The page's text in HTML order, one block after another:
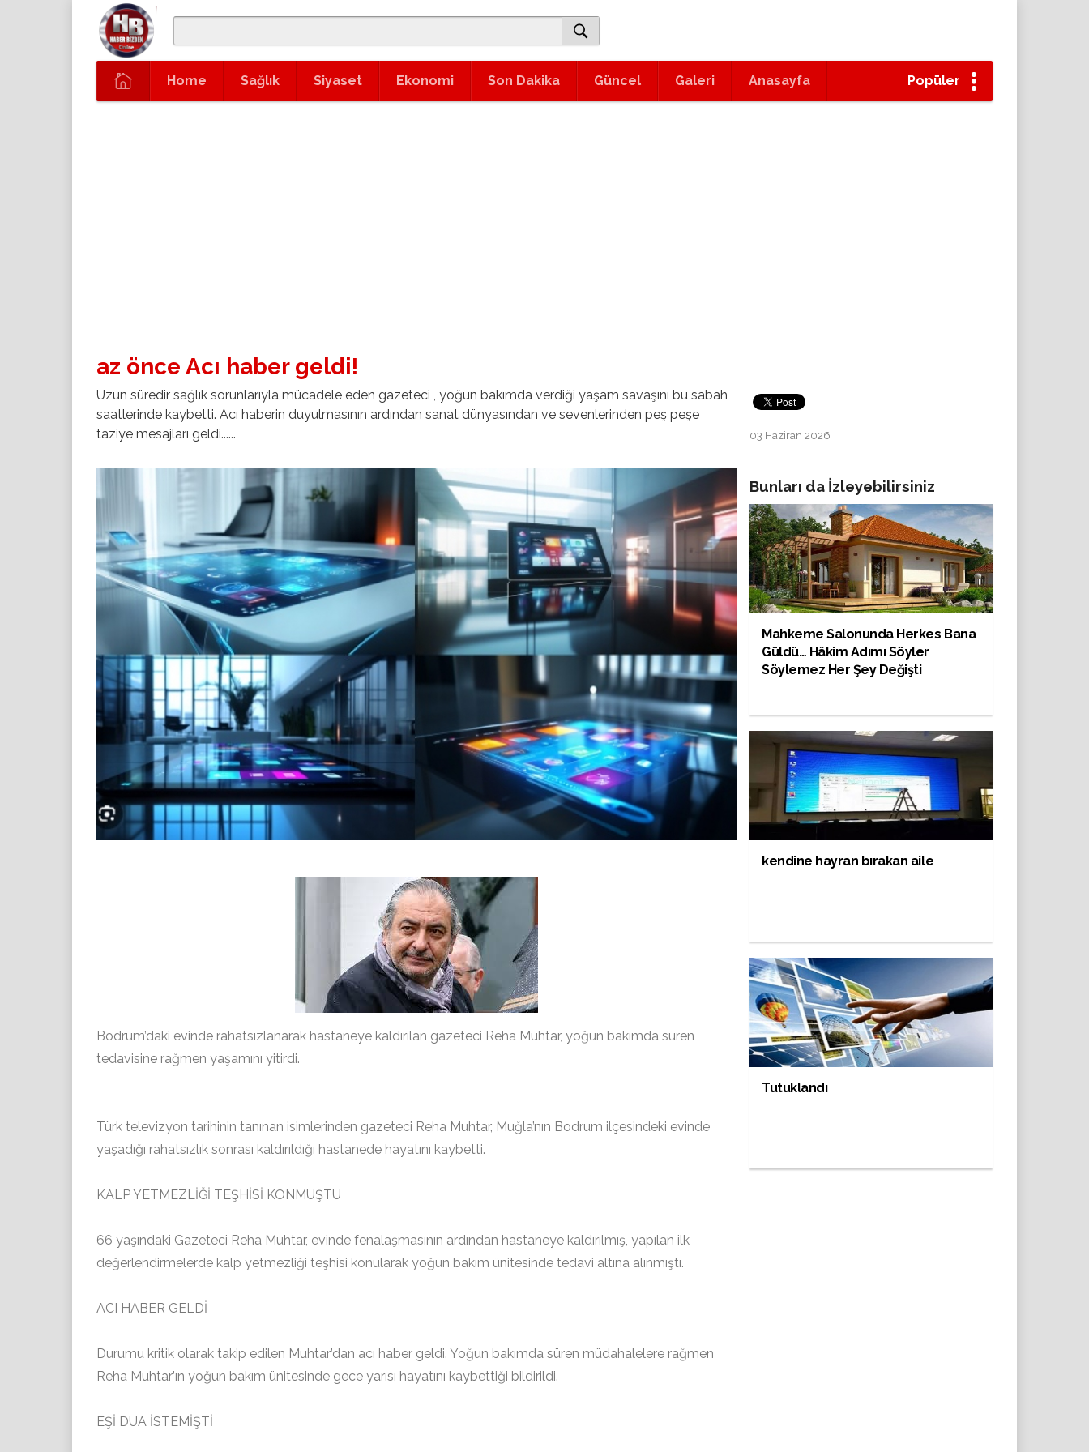
Home Sağlık Siyaset Ekonomi Son Dakika Güncel Galeri Anasayfa Popüler
az önce Acı haber geldi!
Uzun süredir sağlık sorunlarıyla mücadele eden gazeteci , yoğun bakımda verdiği yaşam savaşını bu sabah
saatlerinde kaybetti. Acı haberin duyulmasının ardından sanat dünyasından ve sevenlerinden peş peşe
taziye mesajları geldi......
Bodrum’daki evinde rahatsızlanarak hastaneye kaldırılan gazeteci Reha Muhtar, yoğun bakımda süren
tedavisine rağmen yaşamını yitirdi.
Türk televizyon tarihinin tanınan isimlerinden gazeteci Reha Muhtar, Muğla’nın Bodrum ilçesindeki evinde
yaşadığı rahatsızlık sonrası kaldırıldığı hastanede hayatını kaybetti.
KALP YETMEZLİĞİ TEŞHİSİ KONMUŞTU
66 yaşındaki Gazeteci Reha Muhtar, evinde fenalaşmasının ardından hastaneye kaldırılmış, yapılan ilk
değerlendirmelerde kalp yetmezliği teşhisi konularak yoğun bakım ünitesinde tedavi altına alınmıştı.
ACI HABER GELDİ
Durumu kritik olarak takip edilen Muhtar’dan acı haber geldi. Yoğun bakımda süren müdahalelere rağmen
Reha Muhtar’ın yoğun bakım ünitesinde gece yarısı hayatını kaybettiği bildirildi.
EŞİ DUA İSTEMİŞTİ
03 Haziran 2026
Bunları da İzleyebilirsiniz
Mahkeme Salonunda Herkes Bana
Güldü… Hâkim Adımı Söyler
Söylemez Her Şey Değişti
kendine hayran bırakan aile
Tutuklandı